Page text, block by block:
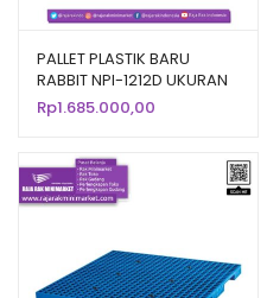
PALLET PLASTIK BARU
RABBIT NPI-1212D UKURAN
120x120x14
Rp1.685.000,00